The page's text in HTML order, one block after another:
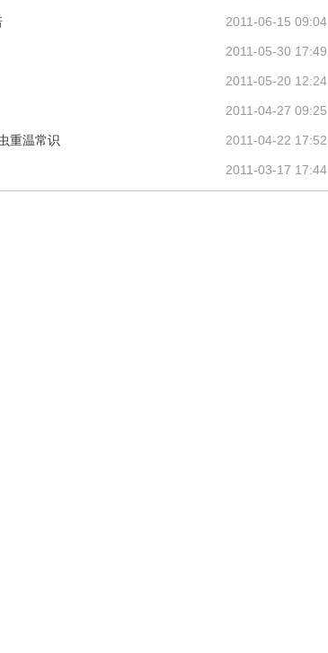
2011-06-15 09:04
2011-05-30 17:49
2011-05-20 12:24
2011-04-27 09:25
2011-04-22 17:52
重温常识
2011-03-17 17:44